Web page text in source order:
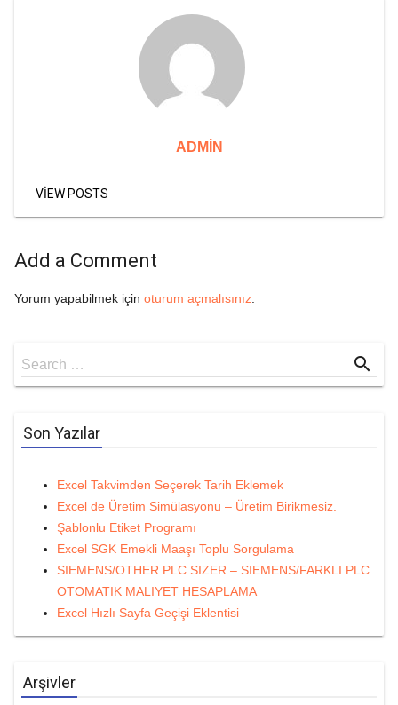
ADMIN
VIEW POSTS
Add a Comment
Yorum yapabilmek için oturum açmalısınız
Search
for
Search … search
Son Yazılar
Excel Takvimden Seçerek Tarih Eklemek
Excel de Üretim Simülasyonu – Üretim Birikmesiz.
Şablonlu Etiket Programı
Excel SGK Emekli Maaşı Toplu Sorgulama
SIEMENS/OTHER PLC SIZER – SIEMENS/FARKLI PLC
OTOMATIK MALIYET HESAPLAMA
Excel Hızlı Sayfa Geçişi Eklentisi
Arşivler